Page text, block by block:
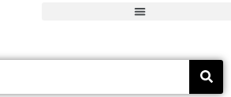
> Pinco Qeydiyyatın Anlayışı: Addım-addım